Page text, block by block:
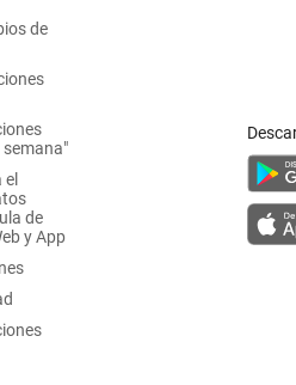
de
semana"
de
y App